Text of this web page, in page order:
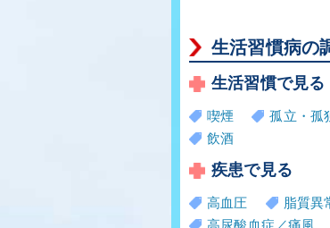
生活習慣病の
生活習慣で見る
喫煙 孤立・孤
飲酒
疾患で見る
高血圧 脂質異
高尿酸血症／痛風